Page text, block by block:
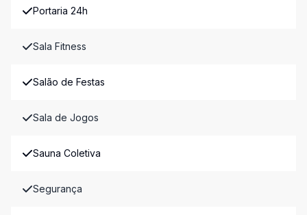
Portaria 24h
Sala Fitness
Salão de Festas
Sala de Jogos
Sauna Coletiva
Segurança